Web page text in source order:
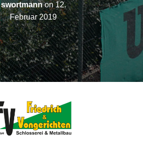
swortmannon12.
Februar 2019